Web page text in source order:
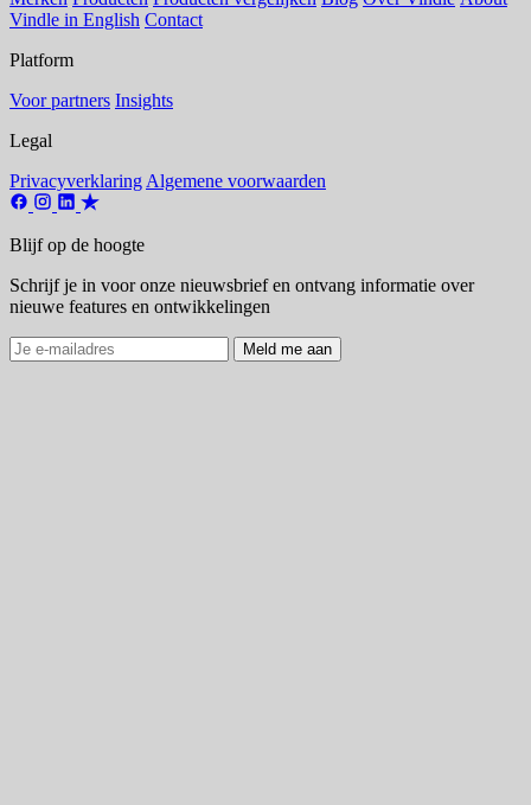
Vindle in English Contact
Platform
Voor partners Insights
Legal
Privacyverklaring Algemene voorwaarden
Blijf op de hoogte
Schrijf je in voor onze nieuwsbrief en ontvang informatie over
nieuwe features en ontwikkelingen
Meld me aan